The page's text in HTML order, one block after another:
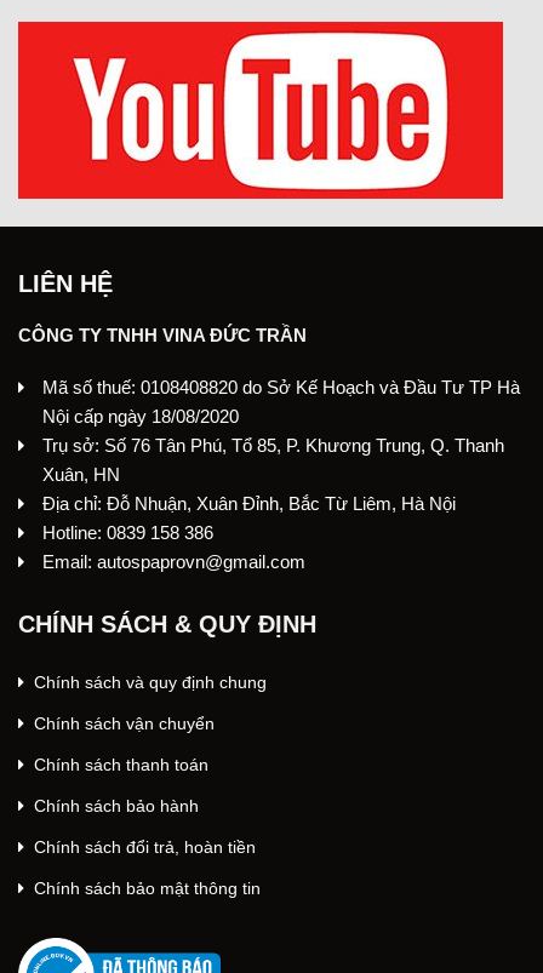
LIÊN HỆ
CÔNG TY TNHH VINA ĐỨC TRẦN
Mã số thuế: 0108408820 do Sở Kế Hoạch và Đầu Tư TP Hà
Nội cấp ngày 18/08/2020
Trụ sở: Số 76 Tân Phú, Tổ 85, P. Khương Trung, Q. Thanh
Xuân, HN
Địa chỉ: Đỗ Nhuận, Xuân Đỉnh, Bắc Từ Liêm, Hà Nội
Hotline: 0839 158 386
Email: autospaprovn@gmail.com
CHÍNH SÁCH & QUY ĐỊNH
Chính sách và quy định chung
Chính sách vận chuyển
Chính sách thanh toán
Chính sách bảo hành
Chính sách đổi trả, hoàn tiền
Chính sách bảo mật thông tin